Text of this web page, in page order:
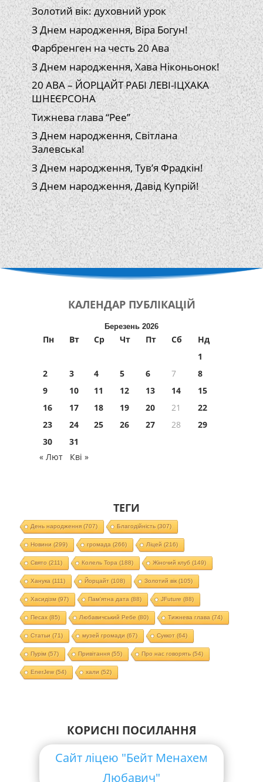
Золотий вік: духовний урок
З Днем народження, Віра Богун!
Фарбренген на честь 20 Ава
З Днем народження, Хава Ніконьонок!
20 АВА – ЙОРЦАЙТ РАБІ ЛЕВІ-ІЦХАКА
ШНЕЄРСОНА
Тижнева глава “Рее”
З Днем народження, Світлана
Залевська!
З Днем народження, Тув’я Фрадкін!
З Днем народження, Давід Купрій!
КАЛЕНДАР ПУБЛІКАЦІЙ
Березень 2026
Пн Вт Ср Чт Пт Сб
Нд
1
2
3 4 5 6 7
8
9
10 11 12 13 14
15
16
17 18 19 20 21
22
23
24 25 26 27 28
29
30
31
« Лют
Кві »
ТЕГИ
День народження(707) Благодійність (307)
Новини (299) громада (266) Ліцей (216)
Свято (211) Колель Тора (188) Жіночий клуб (149)
Ханука (111) Йорцайт (108) Золотий вік(105)
Хасидізм (97) Пам'ятна дата (88) JFuture (88)
Песах(85) Любавичський Ребе (80) Тижнева глава (74)
Статьи (71) музей громади (67) Суккот (64)
Пурім (57) Привітання(55) Про нас говорять (54)
EnerJew(54) хали (52)
КОРИСНІ ПОСИЛАННЯ
Сайт ліцею "Бейт Менахем
Любавич"